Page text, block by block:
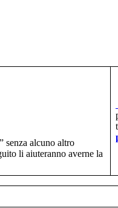
senza alcuno altro
li aiuteranno averne la